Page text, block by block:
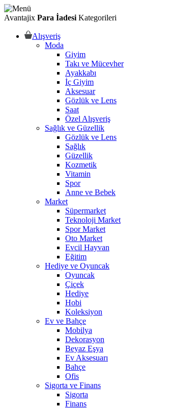
Avantajix Para İadesi Kategorileri
Alışveriş
Moda
Giyim
Takı ve Mücevher
Ayakkabı
İç Giyim
Aksesuar
Gözlük ve Lens
Saat
Özel Alışveriş
Sağlık ve Güzellik
Gözlük ve Lens
Sağlık
Güzellik
Kozmetik
Vitamin
Spor
Anne ve Bebek
Market
Süpermarket
Teknoloji Market
Spor Market
Oto Market
Evcil Hayvan
Eğitim
Hediye ve Oyuncak
Oyuncak
Çiçek
Hediye
Hobi
Koleksiyon
Ev ve Bahçe
Mobilya
Dekorasyon
Beyaz Eşya
Ev Aksesuarı
Bahçe
Ofis
Sigorta ve Finans
Sigorta
Finans